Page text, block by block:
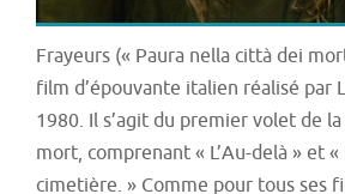
Frayeurs (« Paura nella città dei
film d’épouvante italien réalisé par
1980. Il s’agit du premier volet de
mort, comprenant « L’Au-delà » et
cimetière. » Comme pour tous ses